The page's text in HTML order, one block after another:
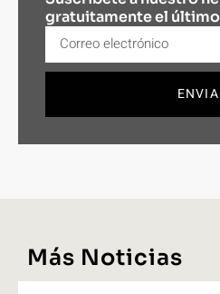
gratuitamente el
Más Noticias